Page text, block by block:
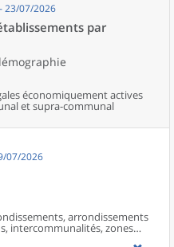
23/07/2026
par
économiquement actives
et supra-communal
07/2026
arrondissements
intercommunalités, zones
et aires d’attraction des